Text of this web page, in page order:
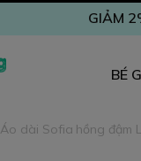
GIẢM
BÉ
Áo dài Sofia hồng đậm